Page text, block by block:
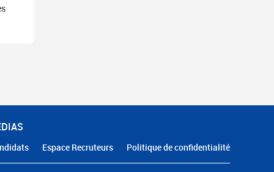
Espace Recruteurs Politique de confidentialité